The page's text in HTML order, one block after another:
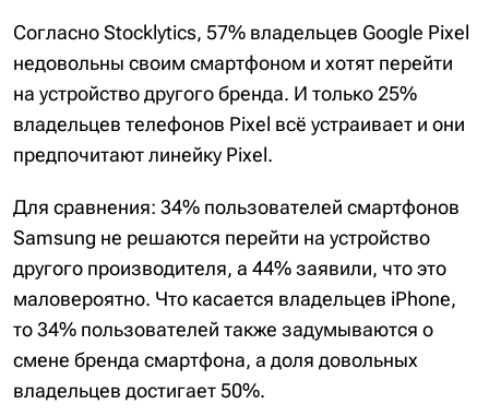
Согласно Stocklytics, 57% владельцев Google Pixel
недовольны своим смартфоном и хотят перейти
на устройство другого бренда. И только 25%
владельцев телефонов Pixel всё устраивает и они
предпочитают линейку Pixel.
Для сравнения: 34% пользователей смартфонов
Samsung не решаются перейти на устройство
другого производителя, а 44% заявили, что это
маловероятно. Что касается владельцев iPhone,
то 34% пользователей также задумываются о
смене бренда смартфона, а доля довольных
владельцев достигает 50%.